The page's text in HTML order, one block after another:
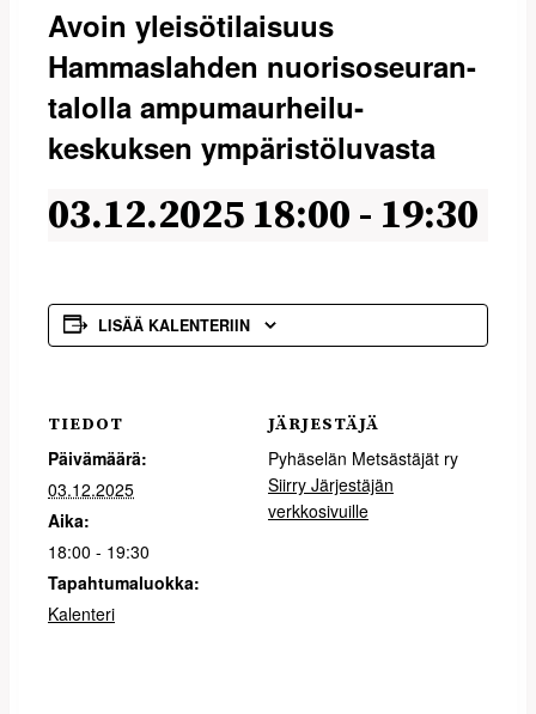
Avoin yleisötilaisuus
Hammaslahden nuorisoseuran-
talolla ampuma­urheilu­
keskuksen ympäristö­luvasta
03.12.2025 18:00 - 19:30
LISÄÄ KALENTERIIN
TIEDOT
Päivämäärä:
03.12.2025
Aika:
18:00 - 19:30
Tapahtumaluokka:
Kalenteri
JÄRJESTÄJÄ
Pyhäselän Metsästäjät ry
Siirry Järjestäjän
verkkosivuille